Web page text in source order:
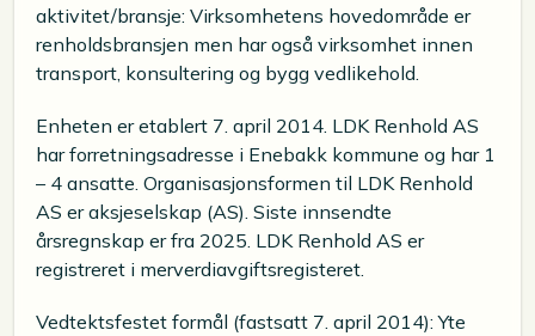
aktivitet/bransje: Virksomhetens hovedområde er
renholdsbransjen men har også virksomhet innen
transport, konsultering og bygg vedlikehold.
Enheten er etablert 7. april 2014. LDK Renhold AS
har forretningsadresse i Enebakk kommune og har 1
– 4 ansatte. Organisasjonsformen til LDK Renhold
AS er aksjeselskap (AS). Siste innsendte
årsregnskap er fra 2025. LDK Renhold AS er
registreret i merverdiavgiftsregisteret.
Vedtektsfestet formål (fastsatt 7. april 2014): Yte